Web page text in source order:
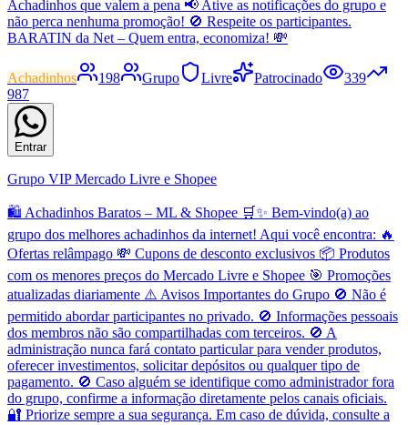
Achadinhos que valem a pena 📢 Ative as notificações do grupo e
não perca nenhuma promoção! 🚫 Respeite os participantes.
BARATIN da Net – Quem entra, economiza! 💸
Achadinhos 198 Grupo Livre Patrocinado
339
987
Entrar
Grupo VIP Mercado Livre e Shopee
🛍️ Achadinhos Baratos – ML & Shopee 🛒✨ Bem-vindo(a) ao
grupo dos melhores achadinhos da internet! Aqui você encontra: 🔥
Ofertas relâmpago 💸 Cupons de desconto exclusivos 📦 Produtos
com os menores preços do Mercado Livre e Shopee 🎯 Promoções
atualizadas diariamente ⚠️ Avisos Importantes do Grupo 🚫 Não é
permitido abordar participantes no privado. 🚫 Informações pessoais
dos membros não são compartilhadas com terceiros. 🚫 A
administração nunca fará contato particular para vender produtos,
oferecer investimentos, solicitar depósitos ou qualquer tipo de
pagamento. 🚫 Caso alguém se identifique como administrador fora
do grupo, confirme a informação diretamente pelos canais oficiais.
🔐 Priorize sempre a sua segurança. Em caso de dúvida, consulte a